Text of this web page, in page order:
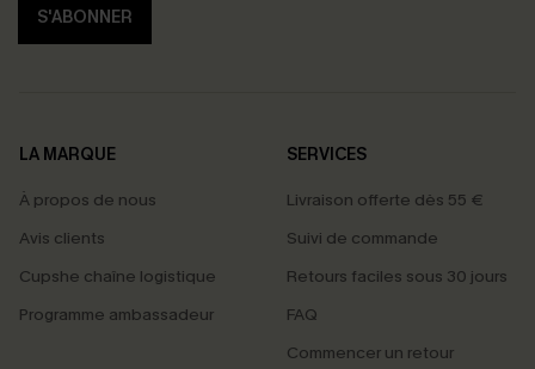
S'ABONNER
LA MARQUE
À propos de nous
Avis clients
Cupshe chaîne logistique
Programme ambassadeur
SERVICES
Livraison offerte dès 55 €
Suivi de commande
Retours faciles sous 30 jours
FAQ
Commencer un retour